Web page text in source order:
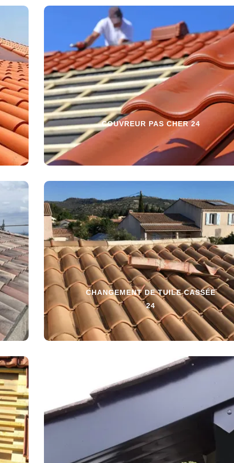
COUVREUR PAS CHER 24
CHANGEMENT DE TUILE CASSÉE
24